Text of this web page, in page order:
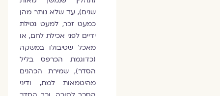
שנים), עד שלא נותר מהן
כמעט זכר, למעט נטילת
ידיים לפני אכילת לחם, או
מאכל שטיבולו במשקה
(כדוגמת הכרפס בליל
הסדר), שמירת הכהנים
מהיטמאות למת, ודיני